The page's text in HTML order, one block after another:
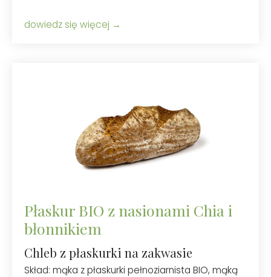
dowiedz się więcej
Płaskur BIO z nasionami Chia i
błonnikiem
Chleb z płaskurki na zakwasie
Skład: mąka z płaskurki pełnoziarnista BIO, mąką